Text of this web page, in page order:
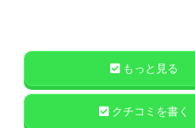
もっと見る
クチコミを書く